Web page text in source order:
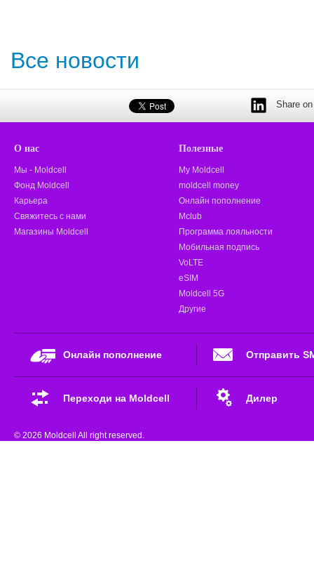
Все новости
Share
О нас
Мы - Moldcell
Фонд Moldcell
Карьера
Свяжитесь с нами
Магазины Moldcell
Полезные
My Moldcell
moldcell money
Онлайн пополнение
Mclub
Программа лояльности
Мобильная подпись
VoLTE
eSIM
Moldcell 5G
Другие
Онлайн пополнение Отправить
Переходи на Moldcell Дилер
© 2026 Moldcell All right reserved.